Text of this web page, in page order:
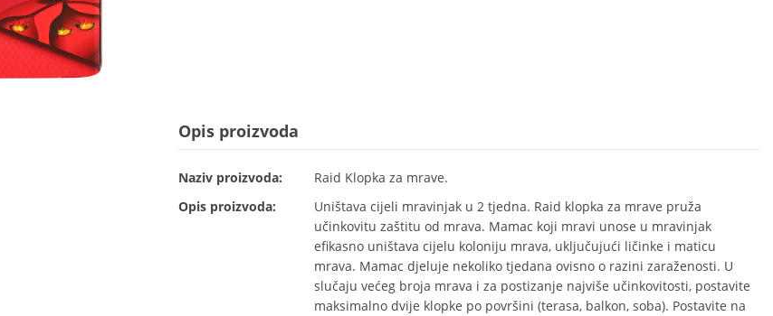
Opis proizvoda
Naziv proizvoda:
Raid Klopka za mrave.
Opis proizvoda:
Uništava cijeli mravinjak u 2 tjedna. Raid klopka za mrave pruža
učinkovitu zaštitu od mrava. Mamac koji mravi unose u mravinjak
efikasno uništava cijelu koloniju mrava, uključujući ličinke i maticu
mrava. Mamac djeluje nekoliko tjedana ovisno o razini zaraženosti. U
slučaju većeg broja mrava i za postizanje najviše učinkovitosti, postavite
maksimalno dvije klopke po površini (terasa, balkon, soba). Postavite na